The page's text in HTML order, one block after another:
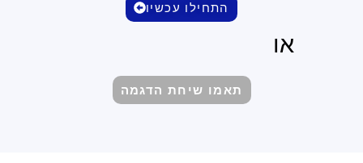
התחילו עכשיו
או
תאמו שיחת הדגמה